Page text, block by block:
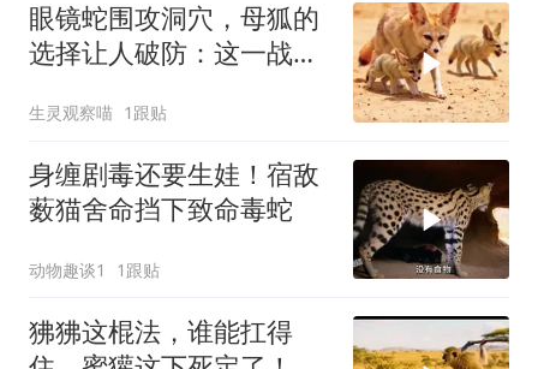
眼镜蛇围攻洞穴，母狐的
选择让人破防：这一战，
生灵观察喵 1跟贴
身缠剧毒还要生娃！宿敌
薮猫舍命挡下致命毒蛇
动物趣谈1 1跟贴
狒狒这棍法，谁能扛得